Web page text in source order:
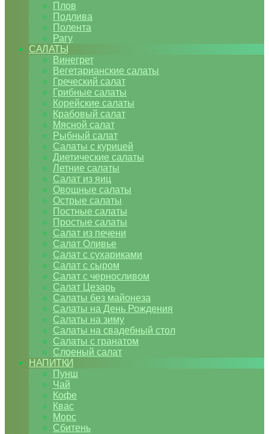
Плов
Подлива
Полента
Рагу
САЛАТЫ
Винегрет
Вегетарианские салаты
Греческий салат
Грибные салаты
Корейские салаты
Крабовый салат
Мясной салат
Рыбный салат
Салаты с курицей
Диетические салаты
Летние салаты
Салат из яиц
Овощные салаты
Острые салаты
Постные салаты
Простые салаты
Салат из печени
Салат Оливье
Салат с сухариками
Салат с сыром
Салат с черносливом
Салат Цезарь
Салаты без майонеза
Салаты на День Рождения
Салаты на зиму
Салаты на свадебный стол
Салаты с гранатом
Слоеный салат
НАПИТКИ
Пунш
Чай
Кофе
Квас
Морс
Сбитень